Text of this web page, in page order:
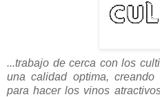
...trabajo de cerca con los
una calidad optima, creando
para hacer los vinos